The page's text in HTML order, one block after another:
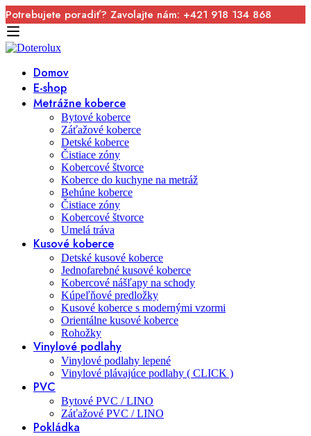
Potrebujete poradiť? Zavolajte nám: +421 918 134 868
Domov
E-shop
Metrážne koberce
Bytové koberce
Záťažové koberce
Detské koberce
Čistiace zóny
Kobercové štvorce
Koberce do kuchyne na metráž
Behúne koberce
Čistiace zóny
Kobercové štvorce
Umelá tráva
Kusové koberce
Detské kusové koberce
Jednofarebné kusové koberce
Kobercové nášľapy na schody
Kúpeľňové predložky
Kusové koberce s modernými vzormi
Orientálne kusové koberce
Rohožky
Vinylové podlahy
Vinylové podlahy lepené
Vinylové plávajúce podlahy ( CLICK )
PVC
Bytové PVC / LINO
Záťažové PVC / LINO
Pokládka